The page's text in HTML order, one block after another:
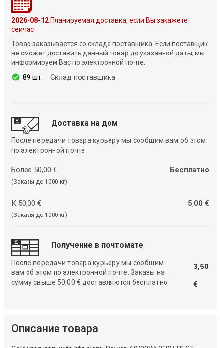
2026-08-12Планируемая доставка, если Вы закажете
сейчас
Товар заказывается со склада поставщика. Если поставщик
не сможет доставить данный товар до указанной даты, мы
информируем Вас по электронной почте.
89 шт. Склад поставщика
Доставка на дом
После передачи товара курьеру мы сообщим вам об этом
по электронной почте.
Более 50,00 €
(Заказы до 1000 кг)
Бесплатно
К 50,00 €
(Заказы до 1000 кг)
5,00 €
Получение в почтомате
После передачи товара курьеру мы сообщим
вам об этом по электронной почте. Заказы на
сумму свыше 50,00 € доставляются бесплатно.
3,50
€
Описание товара